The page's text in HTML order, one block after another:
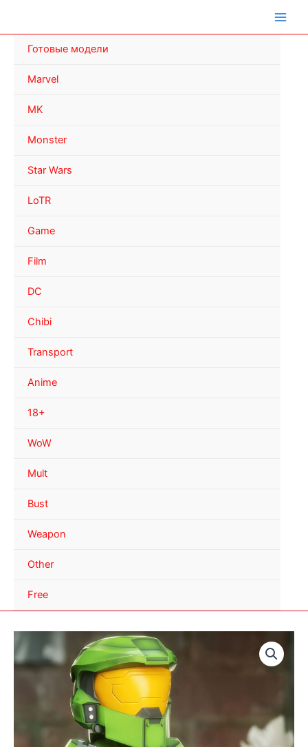
Готовые модели
Marvel
MK
Monster
Star Wars
LoTR
Game
Film
DC
Chibi
Transport
Anime
18+
WoW
Mult
Bust
Weapon
Other
Free